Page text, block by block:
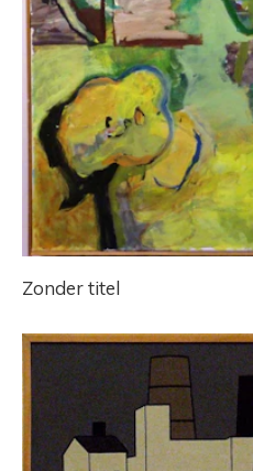
Zonder titel